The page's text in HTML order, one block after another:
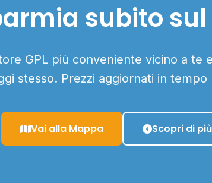
subito
GPL più conveniente vicino a te
stesso. Prezzi aggiornati in tempo
Vai alla Mappa Scopri di più